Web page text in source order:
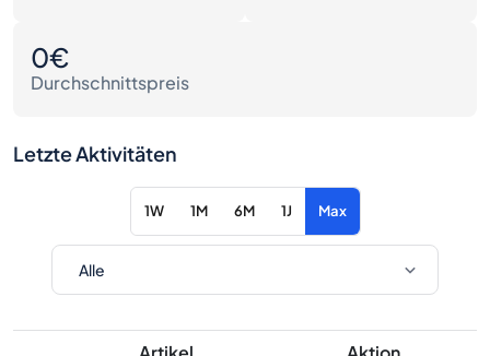
0€
Durchschnittspreis
Letzte Aktivitäten
1W 1M 6M 1J Max